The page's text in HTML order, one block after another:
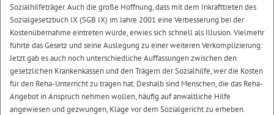
Sozialhilfeträger. Auch die große Hoffnung, dass mit dem Inkrafttreten des
Sozialgesetzbuch IX (SGB IX) im Jahre 2001 eine Verbesserung bei der
Kostenübernahme eintreten würde, erwies sich schnell als Illusion. Vielmehr
führte das Gesetz und seine Auslegung zu einer weiteren Verkomplizierung:
Jetzt gab es auch noch unterschiedliche Auffassungen zwischen den
gesetzlichen Krankenkassen und den Trägern der Sozialhilfe, wer die Kosten
für den Reha-Unterricht zu tragen hat. Deshalb sind Menschen, die das Reha-
Angebot in Anspruch nehmen wollen, häufig auf anwaltliche Hilfe
angewiesen und gezwungen, Klage vor dem Sozialgericht zu erheben.